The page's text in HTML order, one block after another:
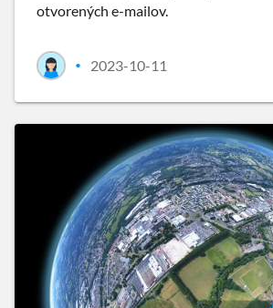
otvorených e-mailov.
• 2023-10-11